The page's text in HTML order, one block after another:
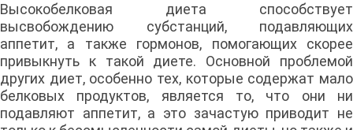
Высокобелковая диета способствует
высвобождению субстанций, подавляющих
аппетит, а также гормонов, помогающих скорее
привыкнуть к такой диете. Основной проблемой
других диет, особенно тех, которые содержат мало
белковых продуктов, является то, что они ни
подавляют аппетит, а это зачастую приводит не